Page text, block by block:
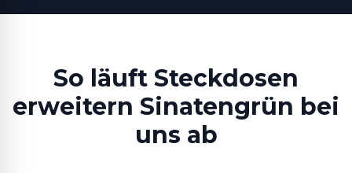
So läuft Steckdosen
erweitern Sinatengrün bei
uns ab